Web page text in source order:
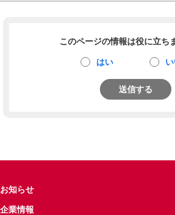
このページの情報は役に立ち
はい い
送信する
お知らせ
企業情報